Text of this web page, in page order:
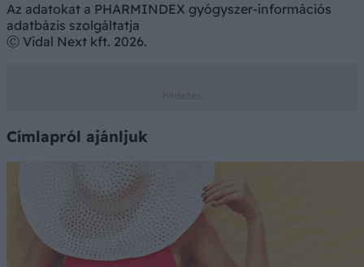
Az adatokat a PHARMINDEX gyógyszer-információs
adatbázis szolgáltatja
Ⓒ Vidal Next kft. 2026.
Címlapról ajánljuk